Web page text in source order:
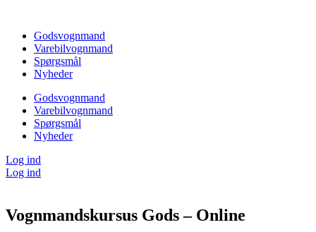
indholdGodsvognmand
Varebilvognmand
Spørgsmål
Nyheder
Godsvognmand
Varebilvognmand
Spørgsmål
Nyheder
Log ind
Log ind
Vognmandskursus Gods – Online